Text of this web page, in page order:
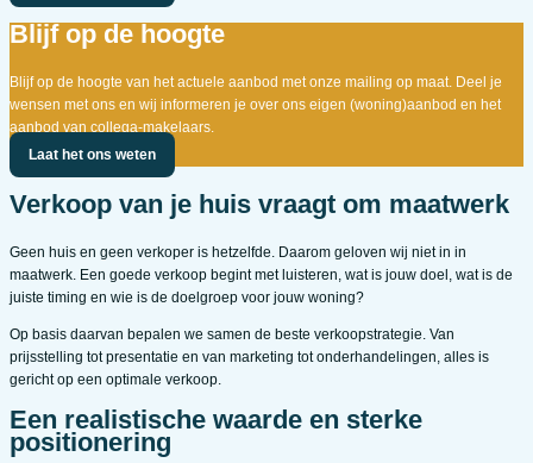
Blijf op de hoogte
Blijf op de hoogte van het actuele aanbod met onze mailing op maat. Deel je
wensen met ons en wij informeren je over ons eigen (woning)aanbod en het
aanbod van collega-makelaars.
Laat het ons weten
Verkoop van je huis vraagt om maatwerk
Geen huis en geen verkoper is hetzelfde. Daarom geloven wij niet in in
maatwerk. Een goede verkoop begint met luisteren, wat is jouw doel, wat is de
juiste timing en wie is de doelgroep voor jouw woning?
Op basis daarvan bepalen we samen de beste verkoopstrategie. Van
prijsstelling tot presentatie en van marketing tot onderhandelingen, alles is
gericht op een optimale verkoop.
Een realistische waarde en sterke
positionering